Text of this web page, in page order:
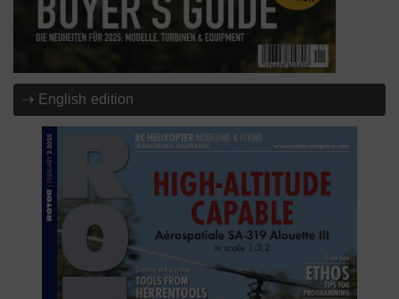
⇢ English edition